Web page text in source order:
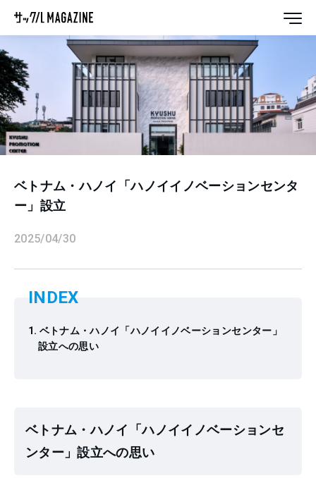
ベトナム・ハノイ「ハノイイノベーションセンタ
ー」設立
2025/04/30
INDEX
ベトナム・ハノイ「ハノイイノベーションセンター」
設立への思い
ベトナム・ハノイ「ハノイイノベーションセ
ンター」設立への思い